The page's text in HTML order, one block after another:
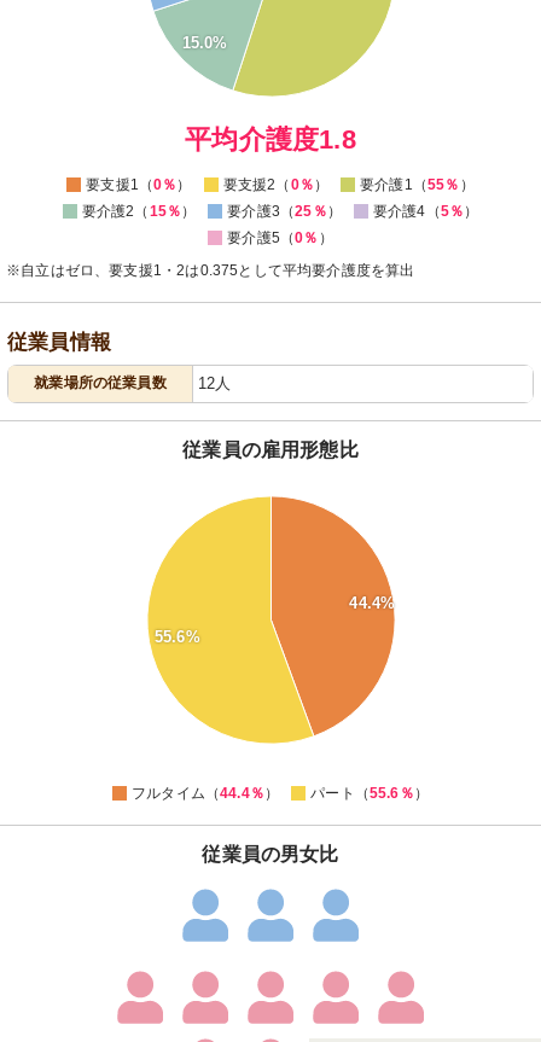
15.0%
0
平均介護度1.8
要支援1（0％ ） 要支援2（ 0％ ） 要介護1（55％ ）
要介護2（ 15％ ） 要介護3（25％ ） 要介護4（5％ ）
要介護5（0％ ）
※自立はゼロ、要支援1・2は0.375として平均要介護度を算出
従業員情報
就業場所の従業員数 12人
従業員の雇用形態比
44.4%
55.6%
フルタイム（44.4％ ） パート（55.6％ ）
従業員の男女比